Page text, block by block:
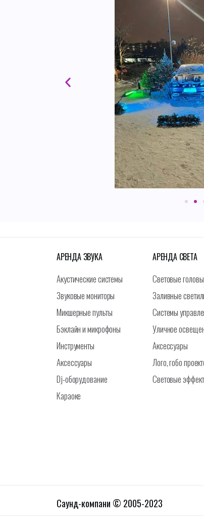
АРЕНДА ЗВУКА
Акустические системы
Звуковые мониторы
Микшерные пульты
Бэклайн и микрофоны
Инструменты
Аксессуары
Dj-оборудование
Караоке
АРЕНДА СВЕТА
Световые головы
Заливные
Системы
Уличное
Аксессуары
Лого, гобо
Световые
Саунд-компани © 2005-2023